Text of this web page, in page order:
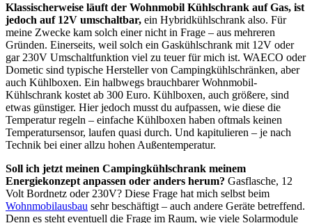
Klassischerweise läuft der Wohnmobil Kühlschrank auf Gas, ist
jedoch auf 12V umschaltbar, ein Hybridkühlschrank also. Für
meine Zwecke kam solch einer nicht in Frage – aus mehreren
Gründen. Einerseits, weil solch ein Gaskühlschrank mit 12V oder
gar 230V Umschaltfunktion viel zu teuer für mich ist. WAECO oder
Dometic sind typische Hersteller von Campingkühlschränken, aber
auch Kühlboxen. Ein halbwegs brauchbarer Wohnmobil-
Kühlschrank kostet ab 300 Euro. Kühlboxen, auch größere, sind
etwas günstiger. Hier jedoch musst du aufpassen, wie diese die
Temperatur regeln – einfache Kühlboxen haben oftmals keinen
Temperatursensor, laufen quasi durch. Und kapitulieren – je nach
Technik bei einer allzu hohen Außentemperatur.
Soll ich jetzt meinen Campingkühlschrank meinem
Energiekonzept anpassen oder anders herum? Gasflasche, 12
Volt Bordnetz oder 230V? Diese Frage hat mich selbst beim
Wohnmobilausbau sehr beschäftigt – auch andere Geräte betreffend.
Denn es steht eventuell die Frage im Raum, wie viele Solarmodule